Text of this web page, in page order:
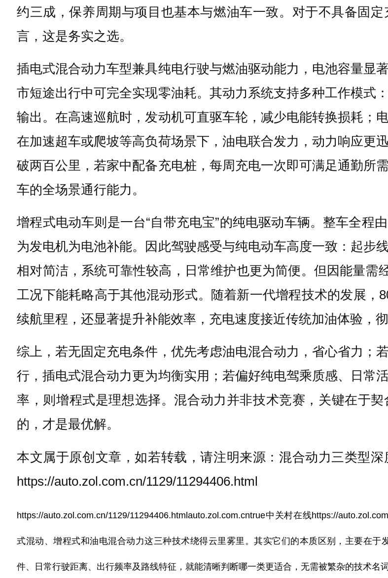
约三成，保养周期与项目也基本与燃油车一致。对于不具备固
言，这是务实之选。
插电式混合动力车型兼具纯电行驶与燃油驱动能力，电池容量显
市短途出行中可完全实现零油耗。其动力系统支持多种工作模式
输出。在高速巡航时，发动机可直驱车轮，减少电能转换损耗；
在加速超车或爬坡等高负荷场景下，油电联合发力，动力响应更
破两百公里，若家中配备充电桩，每周充电一次即可满足通勤所
车的全场景通行能力。
增程式电动车则是一台“自带充电宝”的纯电驱动车辆。整车全程
为发电机为电池补能。因此驾驶感受与纯电动车高度一致：起步
相对简洁，系统可靠性较高，日常维护也更为简便。但因能量
工况下能耗略高于其他混动形式。随着新一代增程技术的发展，
续航里程，还显著提升补能效率，充电速度接近传统加油体验，
综上，若无固定充电条件，优先考虑油电混合动力，省心省力；
行，插电式混合动力更为均衡实用；若偏好纯电驾乘质感、日常
率，则增程式是理想选择。混合动力并非技术竞赛，关键在于
的，才是最优解。
本文属于原创文章，如若转载，请注明来源：混合动力三类型
https://auto.zol.com.cn/1129/11294406.html
https://auto.zol.com.cn/1129/11294406.htmlauto.zol.com.cntrue中关村在线https://
式混动、增程式和油电混合动力这三种技术绕得云里雾里。其实它们的本质区别，主要在
件、日常行驶距离、出行频率及路线特征，就能清晰判断哪一类更适合，无需被繁杂的技术名